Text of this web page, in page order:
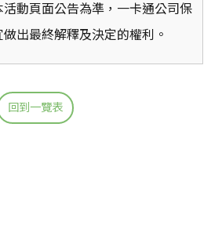
動頁面公告為準，一卡通公司保
出最終解釋及決定的權利。
回到一覽表